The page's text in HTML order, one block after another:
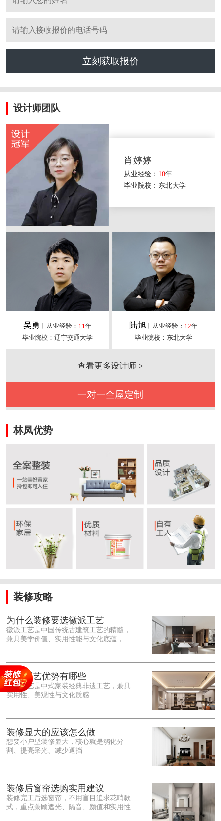
立刻获取报价
设计师团队
肖婷婷
从业经验： 10年
毕业院校：东北大学
吴勇 丨从业经验： 11年
毕业院校：辽宁交通大学
陆旭丨从业经验： 12年
毕业院校：东北大学
查看更多设计师 >
一对一全屋定制
林凤优势
装修攻略
为什么装修要选徽派工艺
徽派工艺是中国传统古建筑工艺的精髓，
兼具美学价值、实用性能与文化底蕴，优
雕细琢的砖、木、石雕为特色，线条古朴
大气，意境悠远，自带东方中式雅致韵
味，耐看且不易过时。<o:p></o:p> 在工
艺品质上，徽派工艺遵循古法匠心工序，
保耐用，抗风化、耐腐蚀，使用
徽派工艺优势有哪些
徽派工艺是中式家装经典非遗工艺，兼具
实用性、美观性与文化质感
装修显大的应该怎么做
想要小户型装修显大，核心就是弱化分
割、提亮采光、减少遮挡
装修后窗帘选购实用建议
装修完工后选窗帘，不用盲目追求花哨款
式，重点兼顾遮光、隔音、颜值和实用性